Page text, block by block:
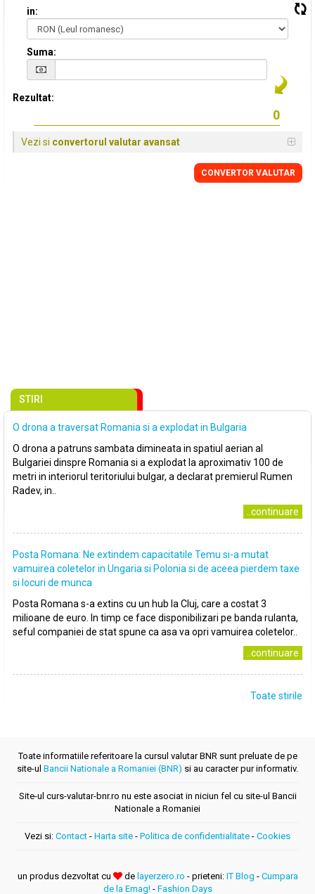
in:
Suma:
Rezultat:
Vezi si convertorul valutar avansat
CONVERTOR VALUTAR
STIRI
O drona a traversat Romania si a explodat in Bulgaria
O drona a patruns sambata dimineata in spatiul aerian al
Bulgariei dinspre Romania si a explodat la aproximativ 100 de
metri in interiorul teritoriului bulgar, a declarat premierul Rumen
Radev, in..
..continuare
Posta Romana: Ne extindem capacitatile Temu si-a mutat
vamuirea coletelor in Ungaria si Polonia si de aceea pierdem taxe
si locuri de munca
Posta Romana s-a extins cu un hub la Cluj, care a costat 3
milioane de euro. In timp ce face disponibilizari pe banda rulanta,
seful companiei de stat spune ca asa va opri vamuirea coletelor..
..continuare
Toate stirile
Toate informatiile referitoare la cursul valutar BNR sunt preluate de pe
site-ul Bancii Nationale a Romaniei (BNR) si au caracter pur informativ.
Site-ul curs-valutar-bnr.ro nu este asociat in niciun fel cu site-ul Bancii
Nationale a Romaniei
Vezi si: Contact - Harta site - Politica de confidentialitate - Cookies
un produs dezvoltat cu de layerzero.ro - prieteni: IT Blog - Cumpara
de la Emag!- Fashion Days